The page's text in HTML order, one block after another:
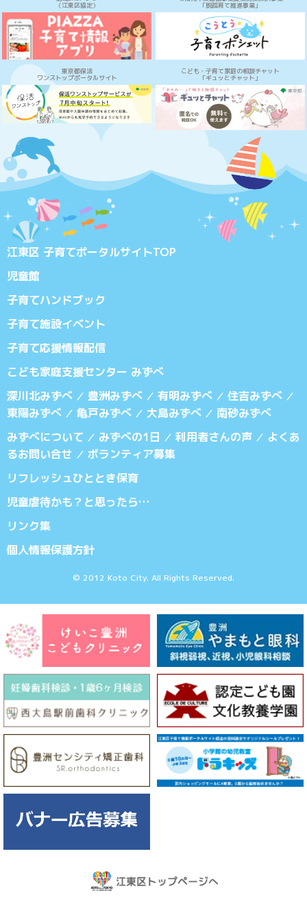
（江東区協定） 「脱孤育て推進事業」
東京都保活
ワンストップポータルサイト
こども・子育て家庭の相談チャット
「ギュッとチャット」
江東区 子育てポータルサイトTOP
児童館
子育てハンドブック
子育て施設イベント
子育て応援情報配信
こども家庭支援センター みずべ
深川北みずべ ／ 豊洲みずべ ／ 有明みずべ ／ 住吉みずべ ／
東陽みずべ ／ 亀戸みずべ ／ 大島みずべ ／ 南砂みずべ
みずべについて ／ みずべの1日 ／ 利用者さんの声 ／ よくあ
るお問い合せ ／ ボランティア募集
リフレッシュひととき保育
児童虐待かも？と思ったら…
リンク集
個人情報保護方針
© 2012 Koto City. All Rights Reserved.